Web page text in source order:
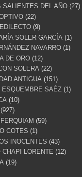
SALIENTES DEL AÑO (27)
(22)
(9)
SOLER GARCÍA (1)
NAVARRO (1)
DE ORO (12)
SOLERA (22)
ANTIGUA (151)
ESQUEMBRE SAÉZ (1)
(10)
(927)
(59)
COTES (1)
INOCENTES (43)
CHAPI LORENTE (12)
(19)